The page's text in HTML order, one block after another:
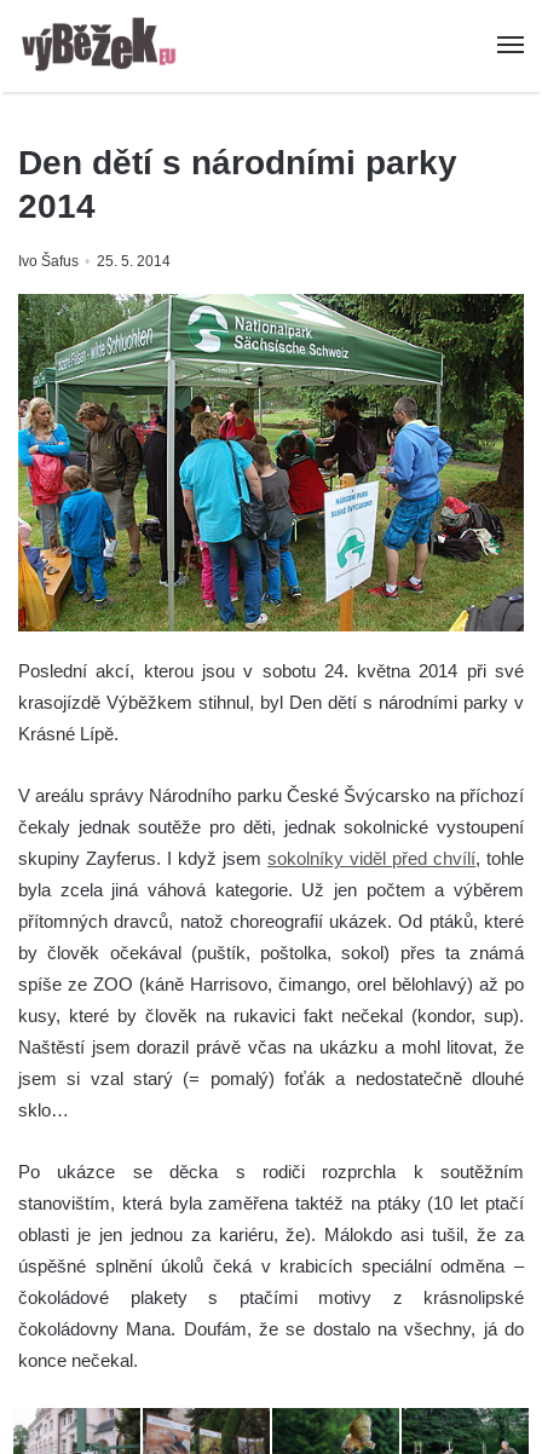
Den dětí s národními parky
2014
Ivo Šafus 25. 5. 2014
Poslední akcí, kterou jsou v sobotu 24. května 2014 při své
krasojízdě Výběžkem stihnul, byl Den dětí s národními parky v
Krásné Lípě.
V areálu správy Národního parku České Švýcarsko na příchozí
čekaly jednak soutěže pro děti, jednak sokolnické vystoupení
skupiny Zayferus. I když jsem sokolníky viděl před chvílí, tohle
byla zcela jiná váhová kategorie. Už jen počtem a výběrem
přítomných dravců, natož choreografií ukázek. Od ptáků, které
by člověk očekával (puštík, poštolka, sokol) přes ta známá
spíše ze ZOO (káně Harrisovo, čimango, orel bělohlavý) až po
kusy, které by člověk na rukavici fakt nečekal (kondor, sup).
Naštěstí jsem dorazil právě včas na ukázku a mohl litovat, že
jsem si vzal starý (= pomalý) foťák a nedostatečně dlouhé
sklo…
Po ukázce se děcka s rodiči rozprchla k soutěžním
stanovištím, která byla zaměřena taktéž na ptáky (10 let ptačí
oblasti je jen jednou za kariéru, že). Málokdo asi tušil, že za
úspěšné splnění úkolů čeká v krabicích speciální odměna –
čokoládové plakety s ptačími motivy z krásnolipské
čokoládovny Mana. Doufám, že se dostalo na všechny, já do
konce nečekal.